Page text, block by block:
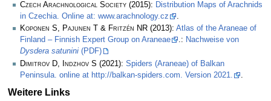
Czech Arachnological Society (2015): Distribution Maps of Arachnids
in Czechia. Online at: www.arachnology.cz
.
Koponen S, Pajunen T & Fritzén NR (2013): Atlas of the Araneae of
Finland – Finnish Expert Group on Araneae
.: Nachweise von
Dysdera satunini (PDF)
Dimitrov D, Indzhov S (2021): Spiders (Araneae) of Balkan
Peninsula. online at http://balkan-spiders.com. Version 2021.
Weitere Links